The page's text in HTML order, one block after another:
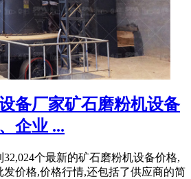
备厂家矿石磨粉机设备
企业 ...
个最新的矿石磨粉机设备价格,
发价格,价格行情,还包括了供应商的简